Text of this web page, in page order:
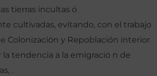
tierras incultas ó
cultivadas, evitando, con el trabajo
Colonización y Repoblación interior
tendencia a la emigració n de
.